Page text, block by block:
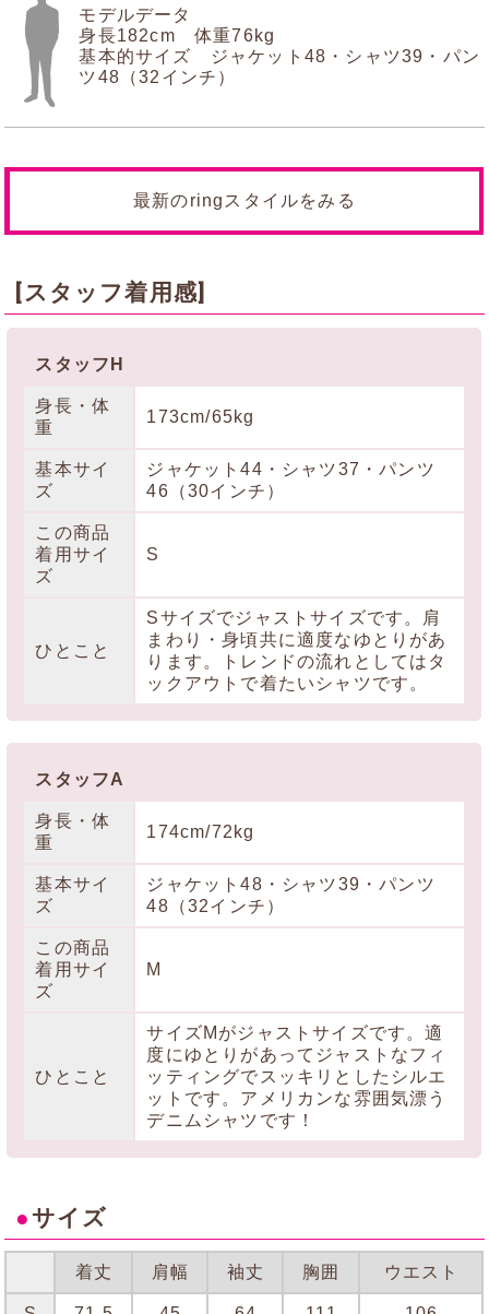
モデルデータ
身長182cm 体重76kg
基本的サイズ ジャケット48・シャツ39・パン
ツ48（32インチ）
最新のringスタイルをみる
[スタッフ着用感]
スタッフH
身長・体
重
173cm/65kg
基本サイ
ズ
ジャケット44・シャツ37・パンツ
46（30インチ）
この商品
着用サイ
ズ
S
ひとこと
Sサイズでジャストサイズです。肩
まわり・身頃共に適度なゆとりがあ
ります。トレンドの流れとしてはタ
ックアウトで着たいシャツです。
スタッフA
身長・体
重
174cm/72kg
基本サイ
ズ
ジャケット48・シャツ39・パンツ
48（32インチ）
この商品
着用サイ
ズ
M
ひとこと
サイズMがジャストサイズです。適
度にゆとりがあってジャストなフィ
ッティングでスッキリとしたシルエ
ットです。アメリカンな雰囲気漂う
デニムシャツです！
● サイズ
着丈 肩幅 袖丈 胸囲 ウエスト